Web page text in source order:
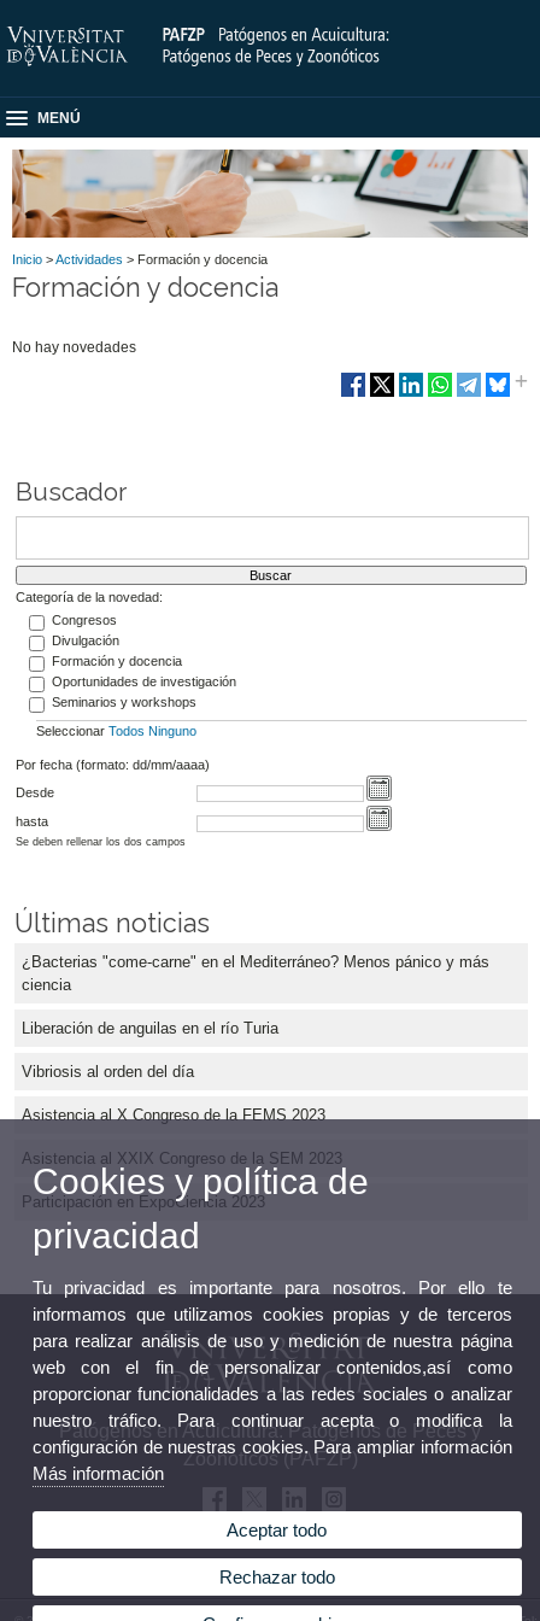
MENÚ
Inicio >Actividades > Formación y docencia
Formación y docencia
No hay novedades
Buscador
Categoría de la novedad:
Congresos
Divulgación
Formación y docencia
Oportunidades de investigación
Seminarios y workshops
Seleccionar Todos Ninguno
Por fecha (formato: dd/mm/aaaa)
Desde
hasta
Se deben rellenar los dos campos
Últimas noticias
¿Bacterias "come-carne" en el Mediterráneo? Menos pánico y más
ciencia
Liberación de anguilas en el río Turia
Vibriosis al orden del día
Asistencia al X Congreso de la FEMS 2023
Asistencia al XXIX Congreso de la SEM 2023
Participación en ExpoCiencia 2023
Patógenos en Acuicultura: Patógenos de Peces y
Zoonóticos (PAFZP)
Cookies y política de
privacidad
Tu privacidad es importante para nosotros. Por ello te
informamos que utilizamos cookies propias y de terceros
para realizar análisis de uso y medición de nuestra página
web con el fin de personalizar contenidos,así como
proporcionar funcionalidades a las redes sociales o analizar
nuestro tráfico. Para continuar acepta o modifica la
configuración de nuestras cookies. Para ampliar información
Más información
Aceptar todo
Rechazar todo